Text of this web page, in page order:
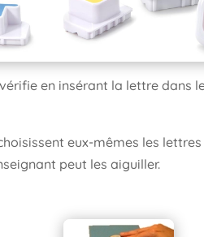
en insérant la lettre
eux-mêmes les
peut les aiguiller.